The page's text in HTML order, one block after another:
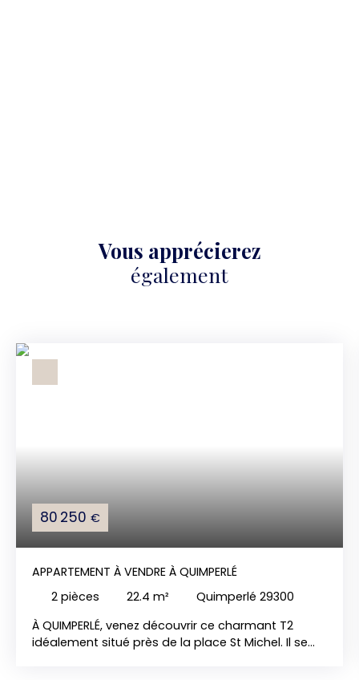
Vous apprécierez
également
80 250 €
APPARTEMENT À VENDRE À QUIMPERLÉ
2 pièces 22.4 m²
Quimperlé 29300
À QUIMPERLÉ, venez découvrir ce charmant T2
idéalement situé près de la place St Michel. Il se